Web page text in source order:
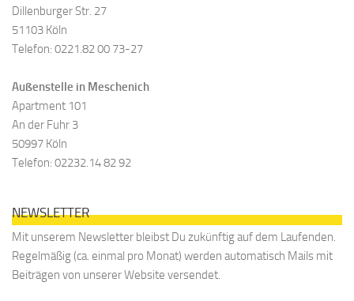
Dillenburger Str. 27
51103 Köln
Telefon: 0221.82 00 73-27
Außenstelle in Meschenich
Apartment 101
An der Fuhr 3
50997 Köln
Telefon: 02232.14 82 92
NEWSLETTER
Mit unserem Newsletter bleibst Du zukünftig auf dem Laufenden.
Regelmäßig (ca. einmal pro Monat) werden automatisch Mails mit
Beiträgen von unserer Website versendet.